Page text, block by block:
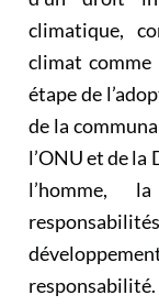
climatique,
climat
étape de
de la
l’ONU et de
l’homme,
responsabilité.